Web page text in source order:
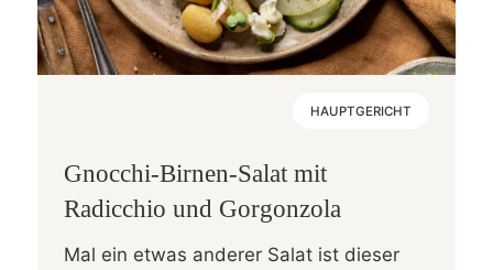
HAUPTGERICHT
Gnocchi-Birnen-Salat mit
Radicchio und Gorgonzola
Mal ein etwas anderer Salat ist dieser